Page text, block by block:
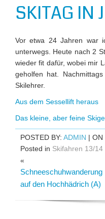
SKITAG IN
Vor etwa 24 Jahren war
unterwegs. Heute nach 2
wieder fit dafür, wobei mir
geholfen hat.
Skilehrer.
Aus dem Sessellift heraus
Das kleine, aber feine
POSTED BY: ADMIN | ON
Posted in Skifahren 13/14
«
Schneeschuhwanderung
auf den Hochhädrich (A)